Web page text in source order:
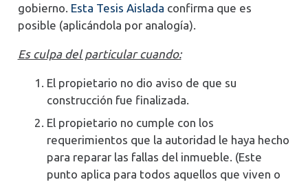
gobierno. Esta Tesis Aislada confirma que es
posible (aplicándola por analogía).
Es culpa del particular cuando:
El propietario no dio aviso de que su
construcción fue finalizada.
El propietario no cumple con los
requerimientos que la autoridad le haya hecho
para reparar las fallas del inmueble. (Este
punto aplica para todos aquellos que viven o